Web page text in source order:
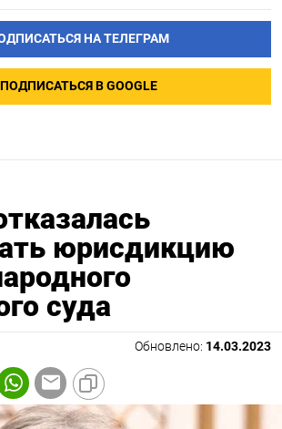
НА ТЕЛЕГРАМ
ПОДПИСАТЬСЯ В GOOGLE
юрисдикцию
суда
Обновлено: 14.03.2023